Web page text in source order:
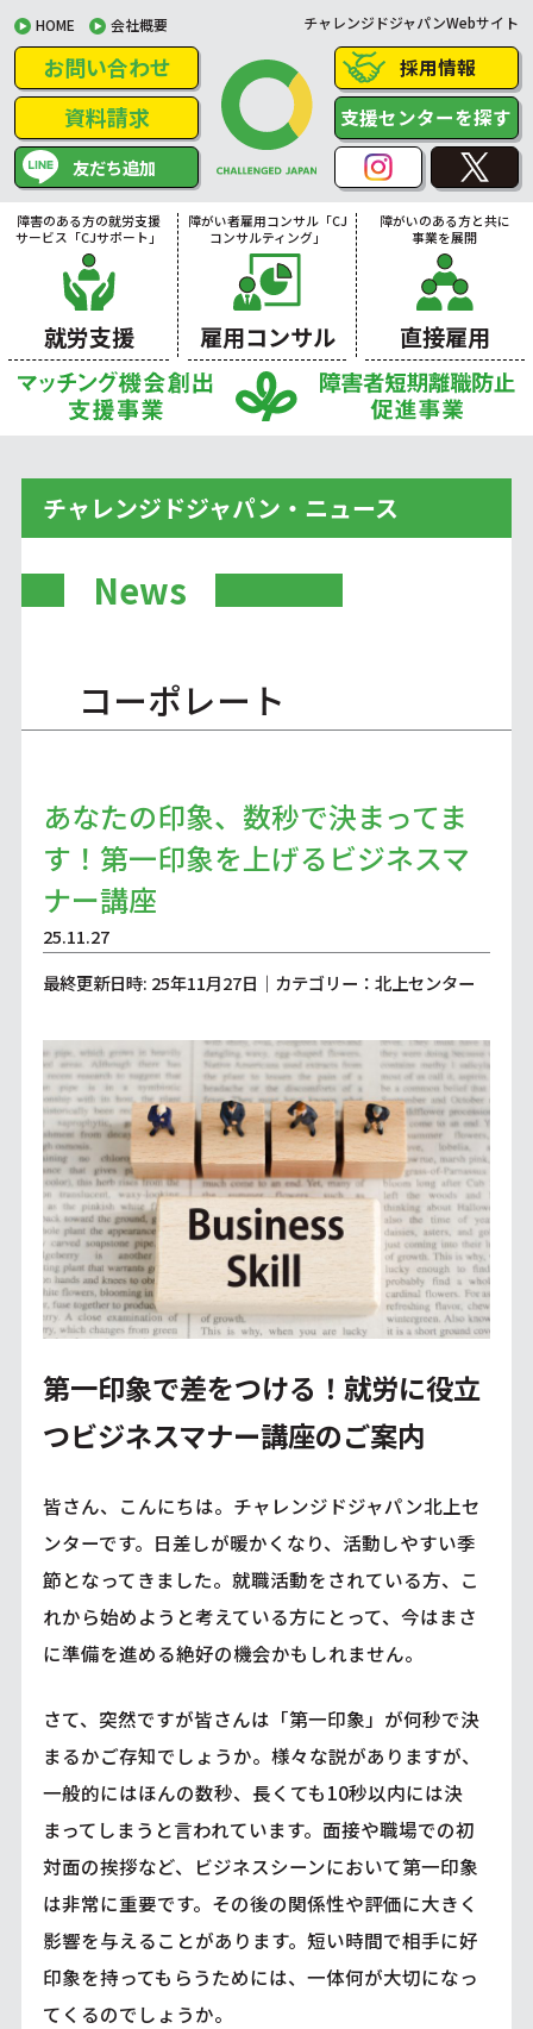
HOME 会社概要 チャレンジドジャパンWebサイト
お問い合わせ
資料請求
友だち追加
採用情報
支援センターを探す
障害のある方の就労支援
サービス「CJサポート」
就労支援
障がい者雇用コンサル「CJ
コンサルティング」
雇用コンサル
障がいのある方と共に
事業を展開
直接雇用
チャレンジドジャパン・ニュース
News
コーポレート
あなたの印象、数秒で決まってま
す！第一印象を上げるビジネスマ
ナー講座
25.11.27
最終更新日時: 25年11月27日｜カテゴリー：北上センター
第一印象で差をつける！就労に役立
つビジネスマナー講座のご案内
皆さん、こんにちは。チャレンジドジャパン北上セ
ンターです。日差しが暖かくなり、活動しやすい季
節となってきました。就職活動をされている方、こ
れから始めようと考えている方にとって、今はまさ
に準備を進める絶好の機会かもしれません。
さて、突然ですが皆さんは「第一印象」が何秒で決
まるかご存知でしょうか。様々な説がありますが、
一般的にはほんの数秒、長くても10秒以内には決
まってしまうと言われています。面接や職場での初
対面の挨拶など、ビジネスシーンにおいて第一印象
は非常に重要です。その後の関係性や評価に大きく
影響を与えることがあります。短い時間で相手に好
印象を持ってもらうためには、一体何が大切になっ
てくるのでしょうか。